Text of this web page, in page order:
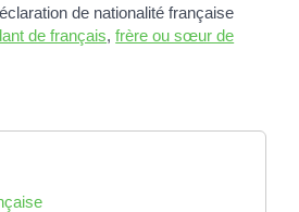
de nationalité française
de français,frère ou sœur de